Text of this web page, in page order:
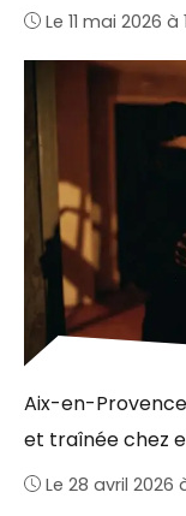
Le 11 mai 2026 à
Aix-en-
et traînée chez
Le 28 avril 2026